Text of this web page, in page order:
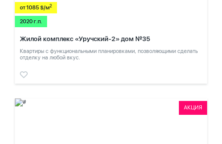
от 1085 $/м2
2020 г.п.
Жилой комплекс «Уручский-2» дом №35
Квартиры с функциональными планировками, позволяющими сделать
отделку на любой вкус.
АКЦИЯ